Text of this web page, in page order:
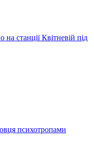
станції Квітневій під
психотропами